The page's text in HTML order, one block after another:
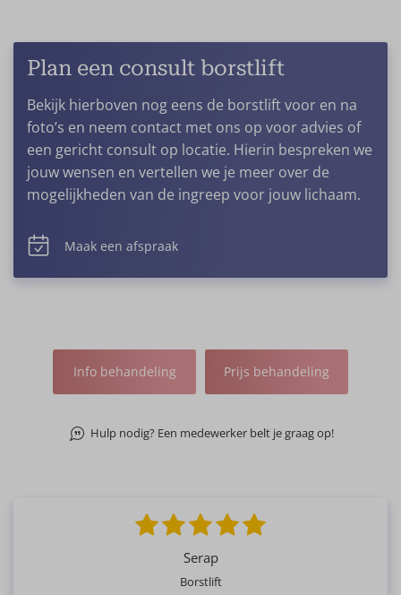
Plan een consult borstlift
Bekijk hierboven nog eens de borstlift voor en na
foto’s en neem contact met ons op voor advies of
een gericht consult op locatie. Hierin bespreken we
jouw wensen en vertellen we je meer over de
mogelijkheden van de ingreep voor jouw lichaam.
Maak een afspraak
Info behandeling Prijs behandeling
Hulp nodig? Een medewerker belt je graag op!
Serap
Borstlift